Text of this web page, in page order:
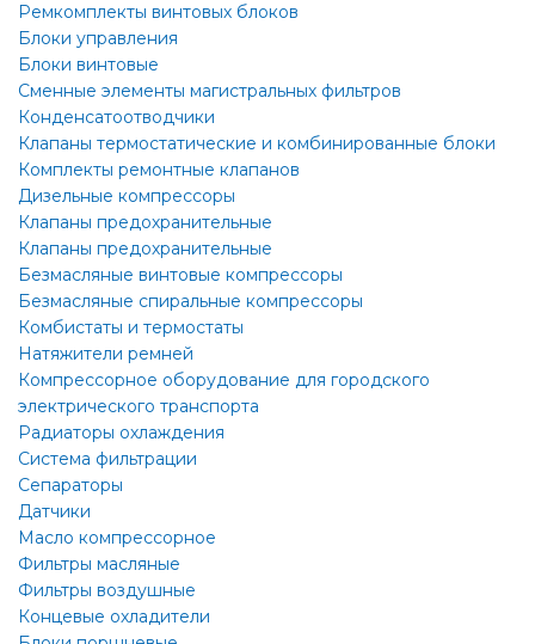
Ремкомплекты винтовых блоков
Блоки управления
Блоки винтовые
Сменные элементы магистральных фильтров
Конденсатоотводчики
Клапаны термостатические и комбинированные блоки
Комплекты ремонтные клапанов
Дизельные компрессоры
Клапаны предохранительные
Клапаны предохранительные
Безмасляные винтовые компрессоры
Безмасляные спиральные компрессоры
Комбистаты и термостаты
Натяжители ремней
Компрессорное оборудование для городского
электрического транспорта
Радиаторы охлаждения
Система фильтрации
Сепараторы
Датчики
Масло компрессорное
Фильтры масляные
Фильтры воздушные
Концевые охладители